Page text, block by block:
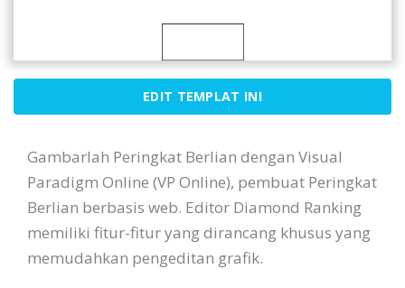
EDIT TEMPLAT INI
Gambarlah Peringkat Berlian dengan Visual
Paradigm Online (VP Online), pembuat Peringkat
Berlian berbasis web. Editor Diamond Ranking
memiliki fitur-fitur yang dirancang khusus yang
memudahkan pengeditan grafik.